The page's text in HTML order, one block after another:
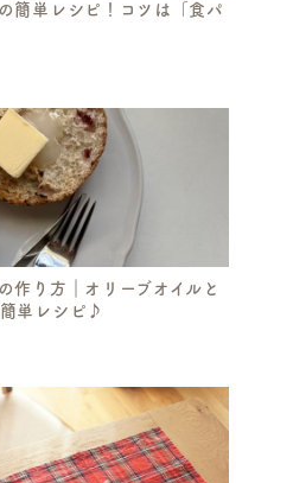
簡単レシピ！コツは「食パ
作り方｜オリーブオイルと
単レシピ♪